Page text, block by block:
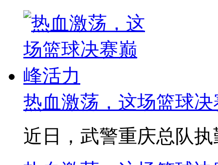
热血激荡，这场篮球
近日，武警重庆总队